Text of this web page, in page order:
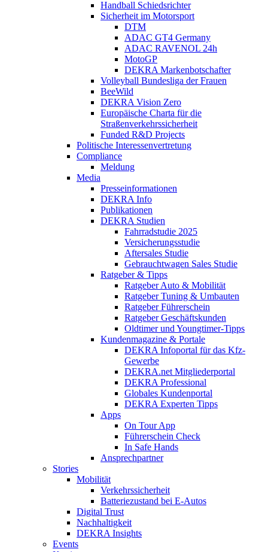
Handball Schiedsrichter
Sicherheit im Motorsport
DTM
ADAC GT4 Germany
ADAC RAVENOL 24h
MotoGP
DEKRA Markenbotschafter
Volleyball Bundesliga der Frauen
BeeWild
DEKRA Vision Zero
Europäische Charta für die
Straßenverkehrssicherheit
Funded R&D Projects
Politische Interessenvertretung
Compliance
Meldung
Media
Presseinformationen
DEKRA Info
Publikationen
DEKRA Studien
Fahrradstudie 2025
Versicherungsstudie
Aftersales Studie
Gebrauchtwagen Sales Studie
Ratgeber & Tipps
Ratgeber Auto & Mobilität
Ratgeber Tuning & Umbauten
Ratgeber Führerschein
Ratgeber Geschäftskunden
Oldtimer und Youngtimer-Tipps
Kundenmagazine & Portale
DEKRA Infoportal für das Kfz-
Gewerbe
DEKRA.net Mitgliederportal
DEKRA Professional
Globales Kundenportal
DEKRA Experten Tipps
Apps
On Tour App
Führerschein Check
In Safe Hands
Ansprechpartner
Stories
Mobilität
Verkehrssicherheit
Batteriezustand bei E-Autos
Digital Trust
Nachhaltigkeit
DEKRA Insights
Events